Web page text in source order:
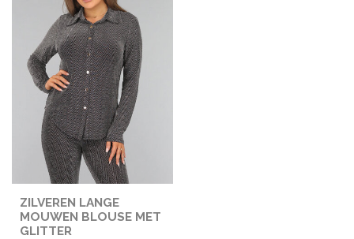
ZILVEREN LANGE
MOUWEN BLOUSE MET
GLITTER